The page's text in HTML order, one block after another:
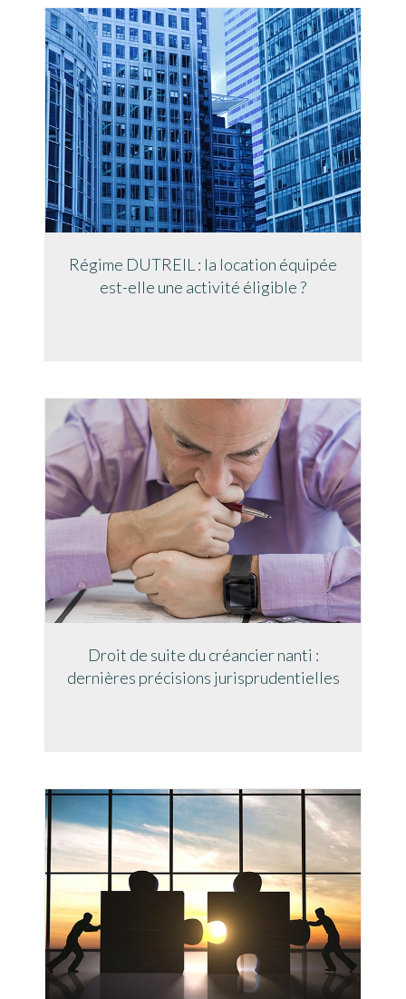
Régime DUTREIL : la location équipée
est-elle une activité éligible ?
Droit de suite du créancier nanti :
dernières précisions jurisprudentielles